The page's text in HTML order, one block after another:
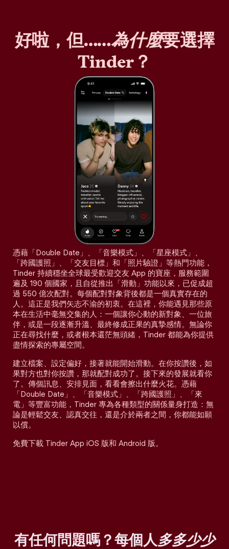
好啦，但……為什麼要選擇
Tinder？
憑藉「Double Date」、「音樂模式」、「星座模式」、
「跨國護照」、「交友目標」和「照片驗證」等熱門功能，
Tinder 持續穩坐全球最受歡迎交友 App 的寶座，服務範圍
遍及 190 個國家，且自從推出「滑動」功能以來，已促成超
過 550 億次配對。每個配對對象背後都是一個真實存在的
人。這正是我們矢志不渝的初衷。在這裡，你能遇見那些原
本在生活中毫無交集的人：一個讓你心動的新對象、一位旅
伴，或是一段逐漸升溫、最終修成正果的真摯感情。無論你
正在尋找什麼，或者根本還茫無頭緒，Tinder 都能為你提供
盡情探索的專屬空間。
建立檔案、設定偏好，接著就能開始滑動。在你按讚後，如
果對方也對你按讚，那就配對成功了。接下來的發展就看你
了。傳個訊息、安排見面，看看會擦出什麼火花。憑藉
「Double Date」、「音樂模式」、「跨國護照」、「來
電」等豐富功能，Tinder 專為各種類型的關係量身打造：無
論是輕鬆交友、認真交往，還是介於兩者之間，你都能如願
以償。
免費下載 Tinder App iOS 版和 Android 版。
有任何問題嗎？每個人多多少少